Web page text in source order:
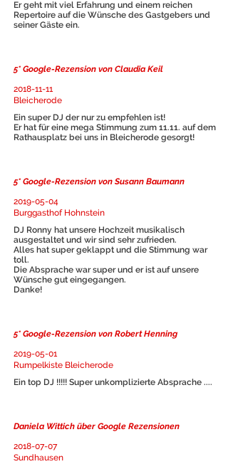
Er geht mit viel Erfahrung und einem reichen
Repertoire auf die Wünsche des Gastgebers und
seiner Gäste ein.
5* Google-Rezension von Claudia Keil
2018-11-11
Bleicherode
Ein super DJ der nur zu empfehlen ist!
Er hat für eine mega Stimmung zum 11.11. auf dem
Rathausplatz bei uns in Bleicherode gesorgt!
5* Google-Rezension von Susann Baumann
2019-05-04
Burggasthof Hohnstein
DJ Ronny hat unsere Hochzeit musikalisch
ausgestaltet und wir sind sehr zufrieden.
Alles hat super geklappt und die Stimmung war
toll.
Die Absprache war super und er ist auf unsere
Wünsche gut eingegangen.
Danke!
5* Google-Rezension von Robert Henning
2019-05-01
Rumpelkiste Bleicherode
Ein top DJ !!!!! Super unkomplizierte Absprache ....
Daniela Wittich über Google Rezensionen
2018-07-07
Sundhausen